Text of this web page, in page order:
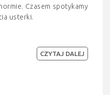
Czasem spotykamy
usterki.
CZYTAJ DALEJ